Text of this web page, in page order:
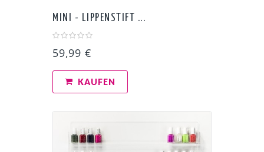
MINI - LIPPENSTIFT ...
59,99 €
KAUFEN